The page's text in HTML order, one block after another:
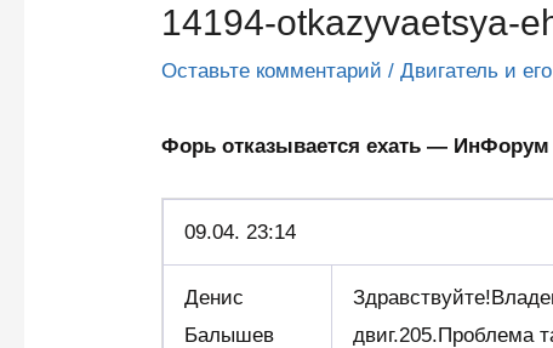
14194-otkazyvaetsya-
Оставьте комментарий /Двигатель и
Форь отказывается ехать — ИнФорум
09.04. 23:14
Денис
Балышев
двиг.205.Проблема